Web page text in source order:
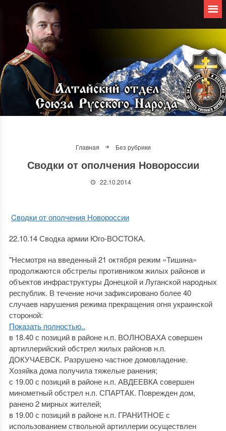
Главная Без рубрики
Сводки от ополчения Новороссии
22.10.2014
Cводки от ополчения Новороссии
22.10.14 Сводка армии Юго-ВОСТОКА.
"Несмотря на введенный 21 октября режим «Тишина»
продолжаются обстрелы противником жилых районов и
объектов инфраструктуры Донецкой и Луганской народных
республик. В течение ночи зафиксировано более 40
случаев нарушения режима прекращения огня украинской
стороной:
Показать полностью..
в 18.40 с позиций в районе н.п. ВОЛНОВАХА совершен
артиллерийский обстрел жилых районов н.п.
ДОКУЧАЕВСК. Разрушено частное домовладение.
Хозяйка дома получила тяжелые ранения;
с 19.00 с позиций в районе н.п. АВДЕЕВКА совершен
минометный обстрел н.п. СПАРТАК. Поврежден дом,
ранено 2 мирных жителей;
в 19.00 с позиций в районе н.п. ГРАНИТНОЕ с
использованием ствольной артиллерии осуществлен